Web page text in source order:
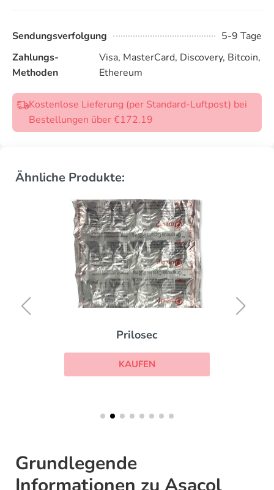
Sendungsverfolgung
5-9 Tage
Zahlungs-
Methoden
Visa, MasterCard, Discovery, Bitcoin,
Ethereum
Kostenlose Lieferung (per Standard-Luftpost) bei
Bestellungen über €172.19
Ähnliche Produkte:
Prilosec
KAUFEN
Grundlegende